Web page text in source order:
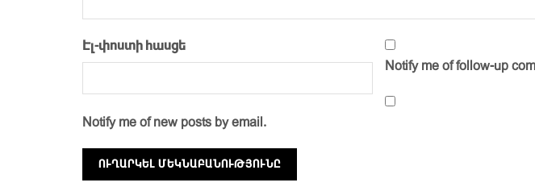
Էլ-փոստի հասցե
Notify me of follow-up
Notify me of new posts by email.